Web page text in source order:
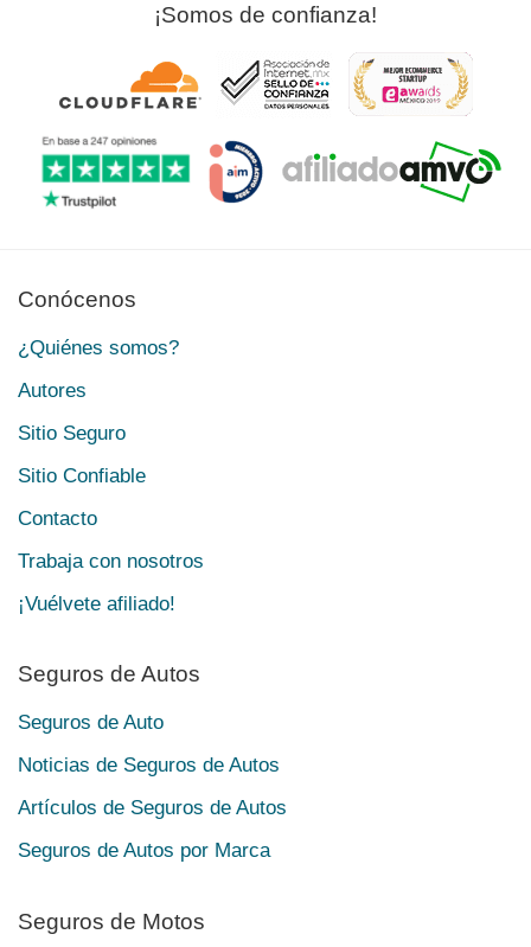
¡Somos de confianza!
Conócenos
¿Quiénes somos?
Autores
Sitio Seguro
Sitio Confiable
Contacto
Trabaja con nosotros
¡Vuélvete afiliado!
Seguros de Autos
Seguros de Auto
Noticias de Seguros de Autos
Artículos de Seguros de Autos
Seguros de Autos por Marca
Seguros de Motos